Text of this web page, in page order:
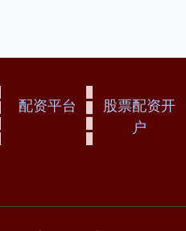
配资平台
股票配资开
户